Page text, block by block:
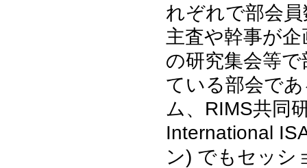
れぞれで部会
主査や幹事が
の研究集会等
ている部会で
ム、RIMS共同
International
ン) でもセッシ